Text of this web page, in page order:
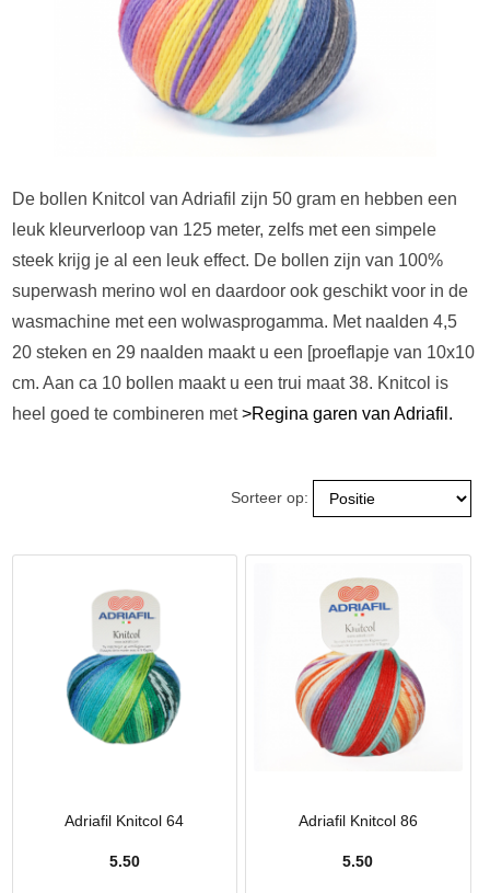
De bollen Knitcol van Adriafil zijn 50 gram en hebben een
leuk kleurverloop van 125 meter, zelfs met een simpele
steek krijg je al een leuk effect. De bollen zijn van 100%
superwash merino wol en daardoor ook geschikt voor in de
wasmachine met een wolwasprogamma. Met naalden 4,5
20 steken en 29 naalden maakt u een [proeflapje van 10x10
cm. Aan ca 10 bollen maakt u een trui maat 38. Knitcol is
heel goed te combineren met>Regina garen van Adriafil.
Sorteer op:
Adriafil Knitcol 64
5.50
Adriafil Knitcol 86
5.50